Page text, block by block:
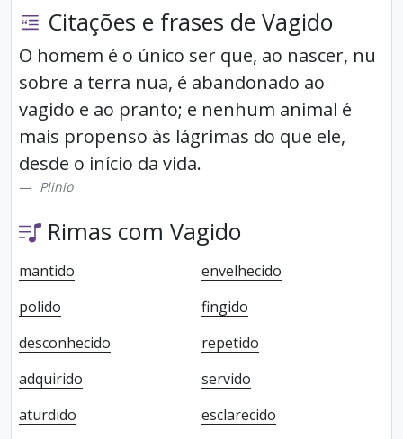
Citações e frases de Vagido
O homem é o único ser que, ao nascer, nu
sobre a terra nua, é abandonado ao
vagido e ao pranto; e nenhum animal é
mais propenso às lágrimas do que ele,
desde o início da vida.
Plinio
Rimas com Vagido
mantido
envelhecido
polido
fingido
desconhecido
repetido
adquirido
servido
aturdido
esclarecido